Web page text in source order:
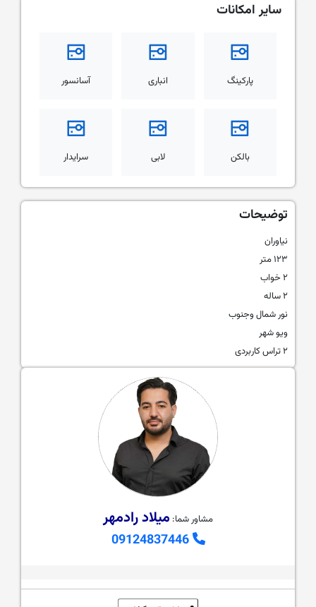
سایر امکانات
پارکینگ انباری آسانسور
بالکن لابی سرایدار
توضیحات
نیاوران
۱۲۳ متر
۲ خواب
۲ ساله
نور شمال و‌جنوب
ویو شهر
۲ تراس کاربردی
مشاور شما: میلاد رادمهر
09124837446